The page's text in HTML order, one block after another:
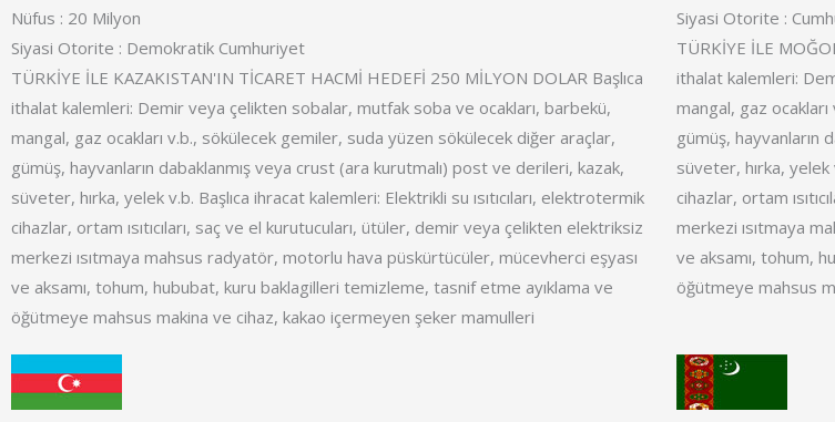
Nüfus : 20 Milyon
Siyasi Otorite : Demokratik Cumhuriyet
TÜRKİYE İLE KAZAKISTAN'IN TİCARET HACMİ HEDEFİ 250 MİLYON DOLAR Başlıca
ithalat kalemleri: Demir veya çelikten sobalar, mutfak soba ve ocakları, barbekü,
mangal, gaz ocakları v.b., sökülecek gemiler, suda yüzen sökülecek diğer araçlar,
gümüş, hayvanların dabaklanmış veya crust (ara kurutmalı) post ve derileri, kazak,
süveter, hırka, yelek v.b. Başlıca ihracat kalemleri: Elektrikli su ısıtıcıları, elektrotermik
cihazlar, ortam ısıtıcıları, saç ve el kurutucuları, ütüler, demir veya çelikten elektriksiz
merkezi ısıtmaya mahsus radyatör, motorlu hava püskürtücüler, mücevherci eşyası
ve aksamı, tohum, hububat, kuru baklagilleri temizleme, tasnif etme ayıklama ve
öğütmeye mahsus makina ve cihaz, kakao içermeyen şeker mamulleri
Siyasi Otorite :
TÜRKİYE İLE
ithalat kalemleri:
mangal, gaz
gümüş, hayvanların
süveter, hırka, yelek
cihazlar, ortam
merkezi ısıtmaya
ve aksamı, tohum,
öğütmeye mahsus